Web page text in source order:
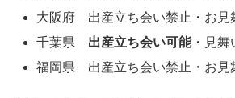
大阪府 出産立ち会い禁止・お見
千葉県 出産立ち会い可能・見舞
福岡県 出産立ち会い禁止・お見